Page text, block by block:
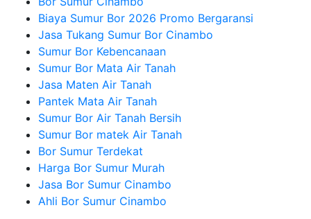
Biaya Sumur Bor 2026 Promo Bergaransi
Jasa Tukang Sumur Bor Cinambo
Sumur Bor Kebencanaan
Sumur Bor Mata Air Tanah
Jasa Maten Air Tanah
Pantek Mata Air Tanah
Sumur Bor Air Tanah Bersih
Sumur Bor matek Air Tanah
Bor Sumur Terdekat
Harga Bor Sumur Murah
Jasa Bor Sumur Cinambo
Ahli Bor Sumur Cinambo